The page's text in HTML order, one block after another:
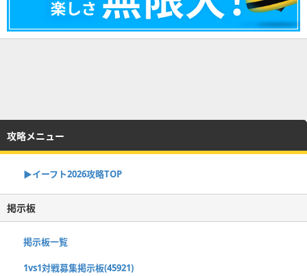
攻略メニュー
▶イーフト2026攻略TOP
掲示板
掲示板一覧
1vs1対戦募集掲示板(45921)